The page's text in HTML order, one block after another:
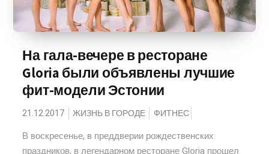
На гала-вечере в ресторане
Gloria были объявлены лучшие
фит-модели Эстонии
21.12.2017 ЖИЗНЬ В ГОРОДЕ ФИТНЕС
В воскресенье, в преддверии рождественских
праздников, в легендарном ресторане Gloria прошел